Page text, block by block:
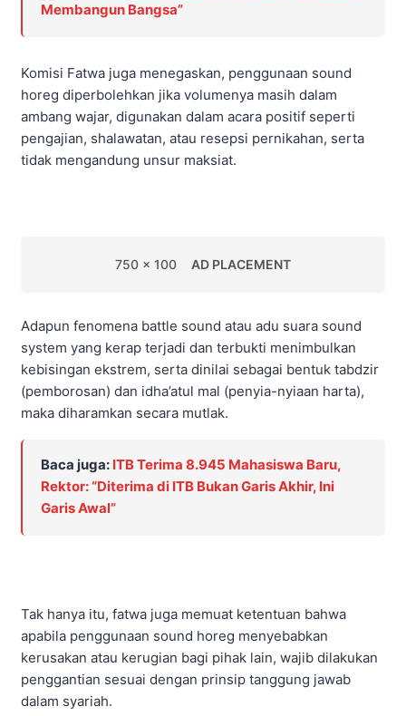
Membangun Bangsa”
Komisi Fatwa juga menegaskan, penggunaan sound
horeg diperbolehkan jika volumenya masih dalam
ambang wajar, digunakan dalam acara positif seperti
pengajian, shalawatan, atau resepsi pernikahan, serta
tidak mengandung unsur maksiat.
750 x 100 AD PLACEMENT
Adapun fenomena battle sound atau adu suara sound
system yang kerap terjadi dan terbukti menimbulkan
kebisingan ekstrem, serta dinilai sebagai bentuk tabdzir
(pemborosan) dan idha’atul mal (penyia-nyiaan harta),
maka diharamkan secara mutlak.
Baca juga: ITB Terima 8.945 Mahasiswa Baru,
Rektor: “Diterima di ITB Bukan Garis Akhir, Ini
Garis Awal”
Tak hanya itu, fatwa juga memuat ketentuan bahwa
apabila penggunaan sound horeg menyebabkan
kerusakan atau kerugian bagi pihak lain, wajib dilakukan
penggantian sesuai dengan prinsip tanggung jawab
dalam syariah.